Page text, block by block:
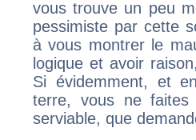
vous trouve un peu
pessimiste par cette
à vous montrer le
logique et avoir
Si évidemment, et
terre, vous ne
serviable, que